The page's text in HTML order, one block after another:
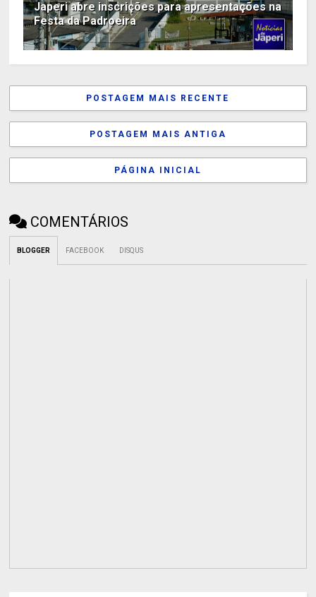
Japeri abre inscrições para apresentações na
Festa da Padroeira
POSTAGEM MAIS RECENTE
POSTAGEM MAIS ANTIGA
PÁGINA INICIAL
COMENTÁRIOS
BLOGGER FACEBOOK DISQUS